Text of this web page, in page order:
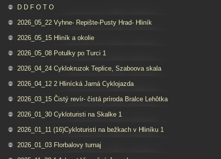
D D F O T O
2026_05_22 Vyhne- Repište-Pusty Hrad- Hliník
2026_05_15 Hliník a okolie
2026_05_08 Potulky po Turci 1
2026_04_24 Cyklokruzok Teplice, Szaboova skala
2026_04_12 2 Hlinícká Jarná Cyklojazda
2026_03_15 Čistý revír- čistá príroda Bralce Lehôtka
2026_01_30 Cykloturisti na Skalke 1
2026_01_11 (16)Cykloturisti na bežkach v Hliníku 1
2026_01_03 Florbalovy turnaj